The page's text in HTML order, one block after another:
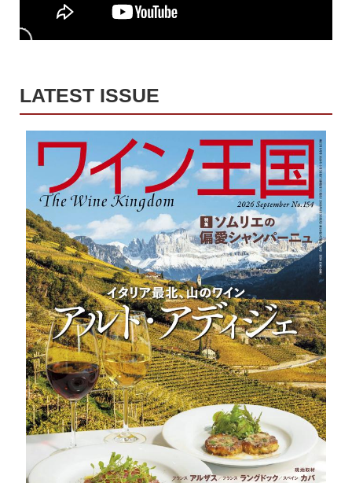
LATEST ISSUE